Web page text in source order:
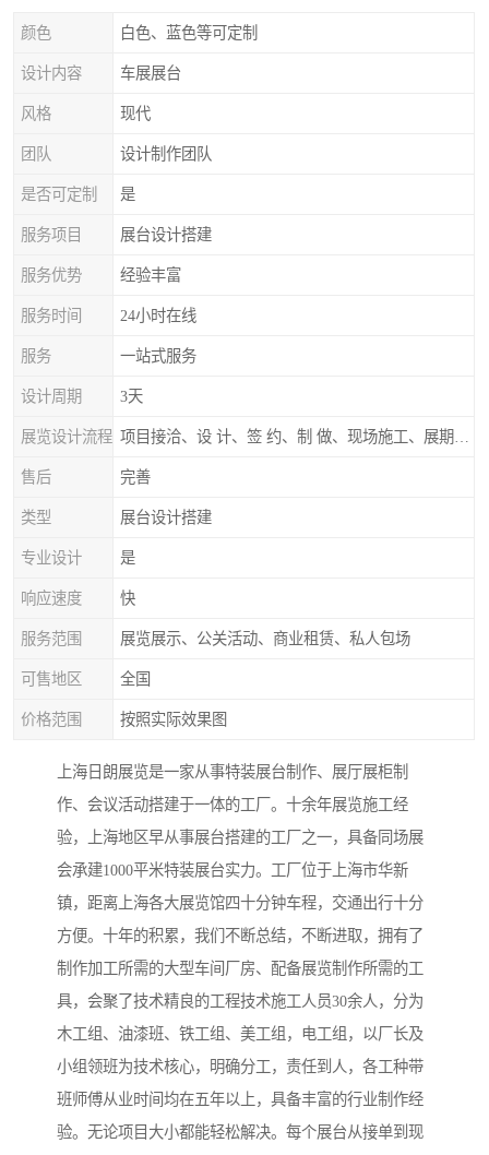
颜色 白色、蓝色等可定制
设计内容 车展展台
风格 现代
团队 设计制作团队
是否可定制 是
服务项目 展台设计搭建
服务优势 经验丰富
服务时间 24小时在线
服务 一站式服务
设计周期 3天
展览设计流程
售后 完善
类型 展台设计搭建
专业设计 是
响应速度 快
服务范围 展览展示、公关活动、商业租赁、私人包场
可售地区 全国
价格范围 按照实际效果图
上海日朗展览是一家从事特装展台制作、展厅展柜制
作、会议活动搭建于一体的工厂。十余年展览施工经
验，上海地区早从事展台搭建的工厂之一，具备同场展
会承建1000平米特装展台实力。工厂位于上海市华新
镇，距离上海各大展览馆四十分钟车程，交通出行十分
方便。十年的积累，我们不断总结，不断进取，拥有了
制作加工所需的大型车间厂房、配备展览制作所需的工
具，会聚了技术精良的工程技术施工人员30余人，分为
木工组、油漆班、铁工组、美工组，电工组，以厂长及
小组领班为技术核心，明确分工，责任到人，各工种带
班师傅从业时间均在五年以上，具备丰富的行业制作经
验。无论项目大小都能轻松解决。每个展台从接单到现